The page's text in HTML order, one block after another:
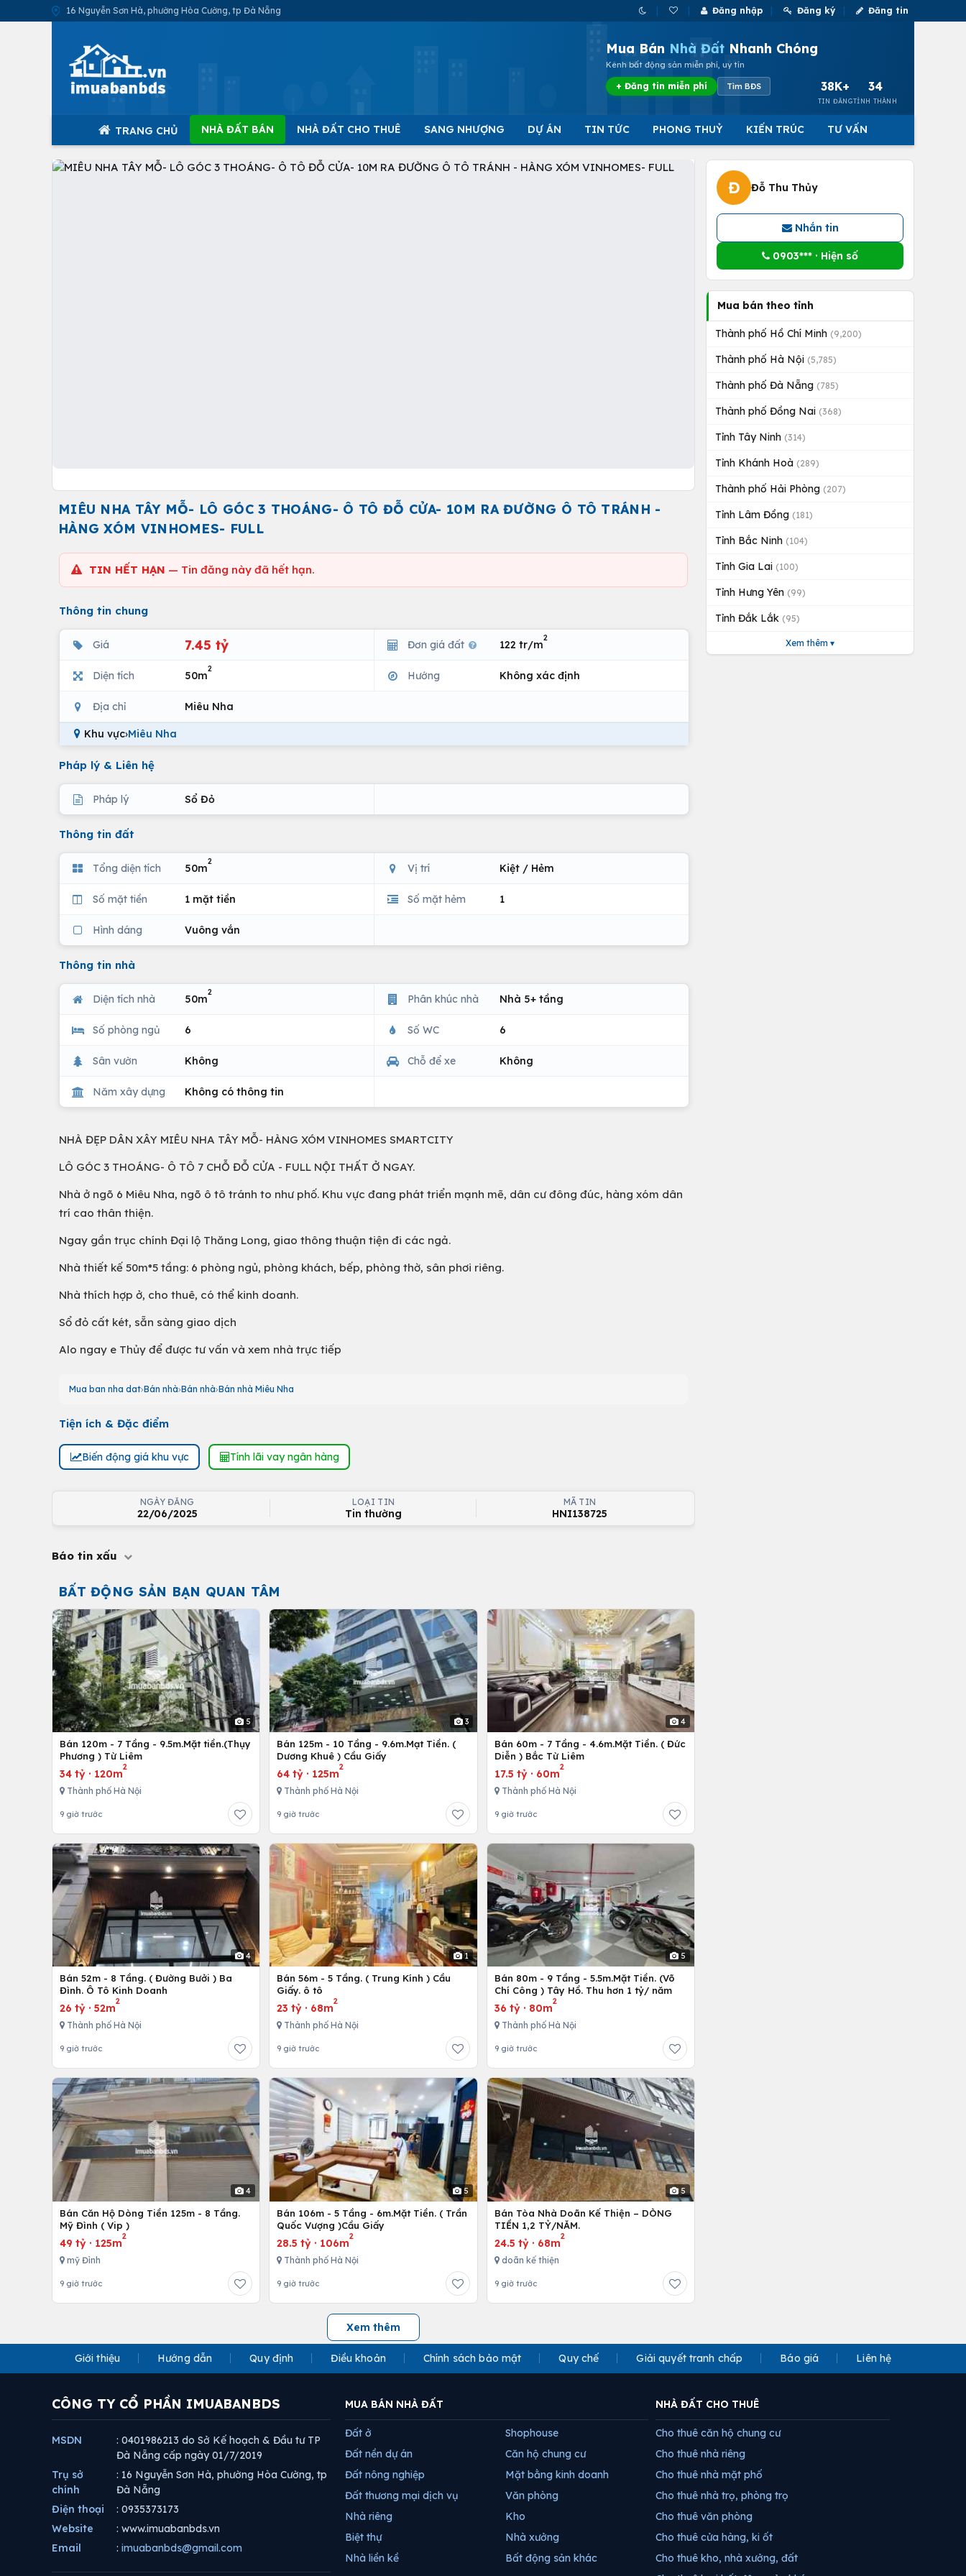
16 Nguyễn Sơn Hà, phường Hòa Cường, tp Đà Nẵng Đăng nhập Đăng ký Đăng tin
Mua Bán Nhà Đất Nhanh Chóng
Kênh bất động sản miễn phí, uy tín
+ Đăng tin miễn phí Tìm BĐS 38K+
TIN ĐĂNG
34
TỈNH THÀNH
TRANG CHỦ NHÀ ĐẤT BÁN NHÀ ĐẤT CHO THUÊ SANG NHƯỢNG DỰ ÁN TIN TỨC PHONG THUỶ KIẾN TRÚC TƯ VẤN
MIÊU NHA TÂY MỖ- LÔ GÓC 3 THOÁNG- Ô TÔ ĐỖ CỬA- 10M RA ĐƯỜNG Ô TÔ TRÁNH -
HÀNG XÓM VINHOMES- FULL
TIN HẾT HẠN — Tin đăng này đã hết hạn.
Thông tin chung
Giá 7.45 tỷ Đơn giá đất 122 tr/m
2
Diện tích 50m
2
Hướng Không xác định
Địa chỉ Miêu Nha
Khu vực›Miêu Nha
Pháp lý & Liên hệ
Pháp lý Sổ Đỏ
Thông tin đất
Tổng diện tích 50m
2
Vị trí Kiệt / Hẻm
Số mặt tiền 1 mặt tiền Số mặt hẻm 1
Hình dáng Vuông vắn
Thông tin nhà
Diện tích nhà 50m
2
Phân khúc nhà Nhà 5+ tầng
Số phòng ngủ 6 Số WC 6
Sân vườn Không Chỗ để xe Không
Năm xây dựng Không có thông tin
NHÀ ĐẸP DÂN XÂY MIÊU NHA TÂY MỖ- HÀNG XÓM VINHOMES SMARTCITY
LÔ GÓC 3 THOÁNG- Ô TÔ 7 CHỖ ĐỖ CỬA - FULL NỘI THẤT Ở NGAY.
Nhà ở ngõ 6 Miêu Nha, ngõ ô tô tránh to như phố. Khu vực đang phát triển mạnh mẽ, dân cư đông đúc, hàng xóm dân
trí cao thân thiện.
Ngay gần trục chính Đại lộ Thăng Long, giao thông thuận tiện đi các ngả.
Nhà thiết kế 50m*5 tầng: 6 phòng ngủ, phòng khách, bếp, phòng thờ, sân phơi riêng.
Nhà thích hợp ở, cho thuê, có thể kinh doanh.
Sổ đỏ cất két, sẵn sàng giao dịch
Alo ngay e Thủy để được tư vấn và xem nhà trực tiếp
Mua ban nha dat Bán nhà Bán nhà Bán nhà Miêu Nha
Tiện ích & Đặc điểm
Biến động giá khu vực Tính lãi vay ngân hàng
NGÀY ĐĂNG
22/06/2025
LOẠI TIN
Tin thường
MÃ TIN
HNI138725
Báo tin xấu
BẤT ĐỘNG SẢN BẠN QUAN TÂM
5
Bán 120m - 7 Tầng - 9.5m.Mặt tiền.(Thụy
Phương ) Từ Liêm
34 tỷ · 120m
2
Thành phố Hà Nội
9 giờ trước
3
Bán 125m - 10 Tầng - 9.6m.Mạt Tiền. (
Dương Khuê ) Cầu Giấy
64 tỷ · 125m
2
Thành phố Hà Nội
9 giờ trước
4
Bán 60m - 7 Tầng - 4.6m.Mặt Tiền. ( Đức
Diễn ) Bắc Từ Liêm
17.5 tỷ· 60m
2
Thành phố Hà Nội
9 giờ trước
4
Bán 52m - 8 Tầng. ( Đường Bưởi ) Ba
Đình. Ô Tô Kinh Doanh
26 tỷ · 52m
2
Thành phố Hà Nội
9 giờ trước
1
Bán 56m - 5 Tầng. ( Trung Kính ) Cầu
Giấy. ô tô
23 tỷ · 68m
2
Thành phố Hà Nội
9 giờ trước
5
Bán 80m - 9 Tầng - 5.5m.Mặt Tiền. (Võ
Chí Công ) Tây Hồ. Thu hơn 1 tỷ/ năm
36 tỷ· 80m
2
Thành phố Hà Nội
9 giờ trước
4
Bán Căn Hộ Dòng Tiền 125m - 8 Tầng.
Mỹ Đình ( Vip )
49 tỷ · 125m
2
mỹ Đình
9 giờ trước
5
Bán 106m - 5 Tầng - 6m.Mặt Tiền. ( Trần
Quốc Vượng )Cầu Giấy
28.5 tỷ · 106m
2
Thành phố Hà Nội
9 giờ trước
5
Bán Tòa Nhà Doãn Kế Thiện – DÒNG
TIỀN 1,2 TỶ/NĂM.
24.5 tỷ· 68m
2
doãn kế thiện
9 giờ trước
Xem thêm
Đ Đỗ Thu Thủy
Nhắn tin
0903*** · Hiện số
Mua bán theo tỉnh
Thành phố Hồ Chí Minh (9,200)
Thành phố Hà Nội (5,785)
Thành phố Đà Nẵng (785)
Thành phố Đồng Nai (368)
Tỉnh Tây Ninh (314)
Tỉnh Khánh Hoà (289)
Thành phố Hải Phòng (207)
Tỉnh Lâm Đồng (181)
Tỉnh Bắc Ninh (104)
Tỉnh Gia Lai (100)
Tỉnh Hưng Yên (99)
Tỉnh Đắk Lắk (95)
Xem thêm ▾
Giới thiệu Hướng dẫn Quy định Điều khoản Chính sách bảo mật Quy chế Giải quyết tranh chấp Báo giá Liên hệ
CÔNG TY CỔ PHẦN IMUABANBDS
MSDN
: 0401986213 do Sở Kế hoạch & Đầu tư TP
Đà Nẵng cấp ngày 01/7/2019
Trụ sở
chính
: 16 Nguyễn Sơn Hà, phường Hòa Cường, tp
Đà Nẵng
Điện thoại
: 0935373173
Website
: www.imuabanbds.vn
Email
: imuabanbds@gmail.com
MUA BÁN NHÀ ĐẤT
Đất ở
Đất nền dự án
Đất nông nghiệp
Đất thương mại dịch vụ
Nhà riêng
Biệt thự
Nhà liền kề
Shophouse
Căn hộ chung cư
Mặt bằng kinh doanh
Văn phòng
Kho
Nhà xưởng
Bất động sản khác
NHÀ ĐẤT CHO THUÊ
Cho thuê căn hộ chung cư
Cho thuê nhà riêng
Cho thuê nhà mặt phố
Cho thuê nhà trọ, phòng trọ
Cho thuê văn phòng
Cho thuê cửa hàng, ki ốt
Cho thuê kho, nhà xưởng, đất